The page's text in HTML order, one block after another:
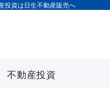
投資は日生不動産販売へ
不動産投資